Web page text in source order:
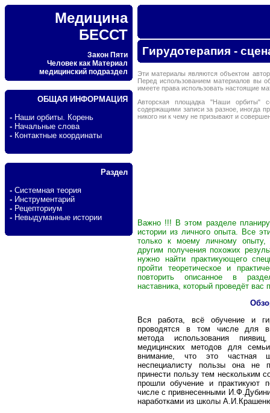
Медицина
БЕССТ
Закон Пяти
Человек как Материал
медицинский подраздел
ОБЩАЯ ИНФОРМАЦИЯ
- Наши орбиты. Корень
- Начальные слова
- Контактные координаты
Раздел
- Системная теория
- Инструментарий
- Рецепториум
- Невыдуманные истории
Гирудотерапия -
Эти материалы являются объектом
Перед использованием материалов вы
имеете права использовать настоящие
Авторская площадка "Наши орбиты"
содержащими записи за разное, иногда
никого ни к чему не призывают и
Важно !!! В этом разделе
истории из личного опыта. Все
только к моему личному опыту,
другим получения похожих
нужно найти практикующего
пройти теоретическое и
повторить описанное в
наставника, который проведёт вас
Вся работа, всё обучение и
проводятся в том числе для
метода использования
медицинских методов для
внимание, что это частная
неспециалисту пользы она не
принести пользу тем нескольким
прошли обучение и
числе с привнесенными
наработками из школы